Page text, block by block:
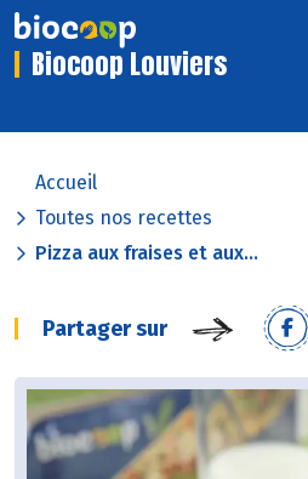
Biocoop Louviers
Accueil
Toutes nos recettes
Pizza aux fraises et aux...
Partager sur